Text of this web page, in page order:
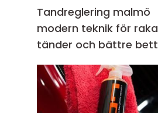
Tandreglering malmö
modern teknik för raka
tänder och bättre bett